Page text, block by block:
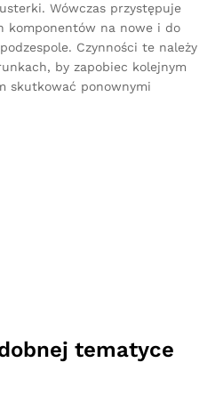
Wówczas przystępuje
komponentów na nowe i do
Czynności te należy
by zapobiec kolejnym
skutkować ponownymi
tematyce